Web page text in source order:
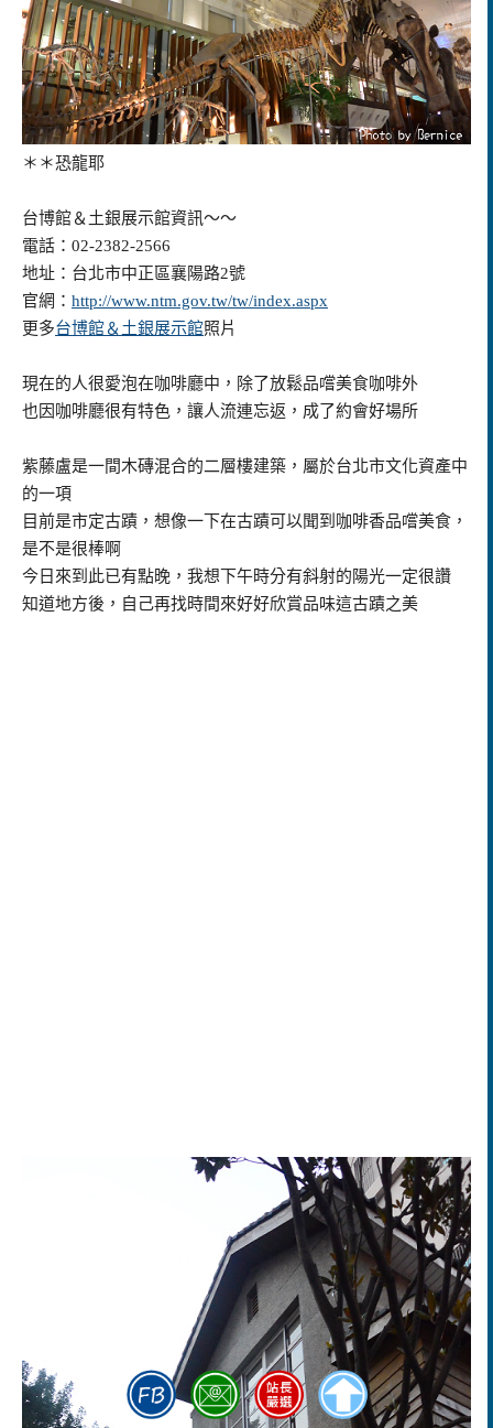
＊＊恐龍耶
台博館＆土銀展示館資訊～～
電話：02-2382-2566
地址：台北市中正區襄陽路2號
官網： http://www.ntm.gov.tw/tw/index.aspx
更多台博館＆土銀展示館照片
現在的人很愛泡在咖啡廳中，除了放鬆品嚐美食咖啡外
也因咖啡廳很有特色，讓人流連忘返，成了約會好場所
紫藤盧是一間木磚混合的二層樓建築，屬於台北市文化資產中
的一項
目前是市定古蹟，想像一下在古蹟可以聞到咖啡香品嚐美食，
是不是很棒啊
今日來到此已有點晚，我想下午時分有斜射的陽光一定很讚
知道地方後，自己再找時間來好好欣賞品味這古蹟之美